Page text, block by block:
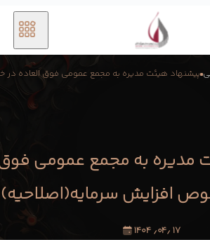
پیشنهاد هیئت مدیره به مجمع عمومی فوق العاده در
مدیره به مجمع عمومی فوق
افزایش سرمایه(اصلاحیه)
۱۷ ٫۰۴٫ ۱۴۰۴